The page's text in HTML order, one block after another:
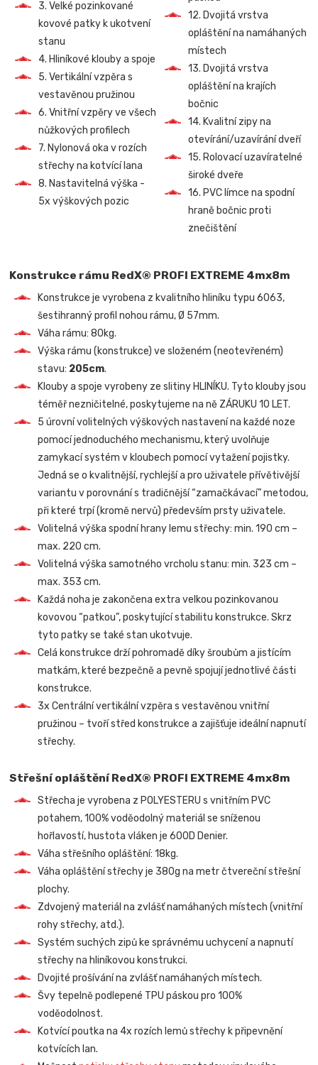
3. Velké pozinkované
kovové patky k ukotvení
stanu
4. Hliníkové klouby a spoje
5. Vertikální vzpěra s
vestavěnou pružinou
6. Vnitřní vzpěry ve všech
nůžkových profilech
7. Nylonová oka v rozích
střechy na kotvící lana
8. Nastavitelná výška -
5x výškových pozic
12. Dvojitá vrstva
opláštění na namáhaných
místech
13. Dvojitá vrstva
opláštění na krajích
bočnic
14. Kvalitní zipy na
otevírání/uzavírání dveří
15. Rolovací uzavíratelné
široké dveře
16. PVC límce na spodní
hraně bočnic proti
znečištění
Konstrukce rámu RedX® PROFI EXTREME 4mx8m
Konstrukce je vyrobena z kvalitního hliníku typu 6063,
šestihranný profil nohou rámu, Ø 57mm.
Váha rámu: 80kg.
Výška rámu (konstrukce) ve složeném (neotevřeném)
stavu: 205cm.
Klouby a spoje vyrobeny ze slitiny HLINÍKU. Tyto klouby jsou
téměř nezničitelné, poskytujeme na ně ZÁRUKU 10 LET.
5 úrovní volitelných výškových nastavení na každé noze
pomocí jednoduchého mechanismu, který uvolňuje
zamykací systém v kloubech pomocí vytažení pojistky.
Jedná se o kvalitnější, rychlejší a pro uživatele přívětivější
variantu v porovnání s tradičnější “zamačkávací” metodou,
při které trpí (kromě nervů) především prsty uživatele.
Volitelná výška spodní hrany lemu střechy: min. 190 cm –
max. 220 cm.
Volitelná výška samotného vrcholu stanu: min. 323 cm –
max. 353 cm.
Každá noha je zakončena extra velkou pozinkovanou
kovovou “patkou”, poskytující stabilitu konstrukce. Skrz
tyto patky se také stan ukotvuje.
Celá konstrukce drží pohromadě díky šroubům a jistícím
matkám, které bezpečně a pevně spojují jednotlivé části
konstrukce.
3x Centrální vertikální vzpěra s vestavěnou vnitřní
pružinou – tvoří střed konstrukce a zajišťuje ideální napnutí
střechy.
Střešní opláštění RedX® PROFI EXTREME 4mx8m
Střecha je vyrobena z POLYESTERU s vnitřním PVC
potahem, 100% voděodolný materiál se sníženou
hořlavostí, hustota vláken je 600D Denier.
Váha střešního opláštění: 18kg.
Váha opláštění střechy je 380g na metr čtvereční střešní
plochy.
Zdvojený materiál na zvlášť namáhaných místech (vnitřní
rohy střechy, atd.).
Systém suchých zipů ke správnému uchycení a napnutí
střechy na hliníkovou konstrukci.
Dvojité prošívání na zvlášť namáhaných místech.
Švy tepelně podlepené TPU páskou pro 100%
voděodolnost.
Kotvící poutka na 4x rozích lemů střechy k připevnění
kotvících lan.